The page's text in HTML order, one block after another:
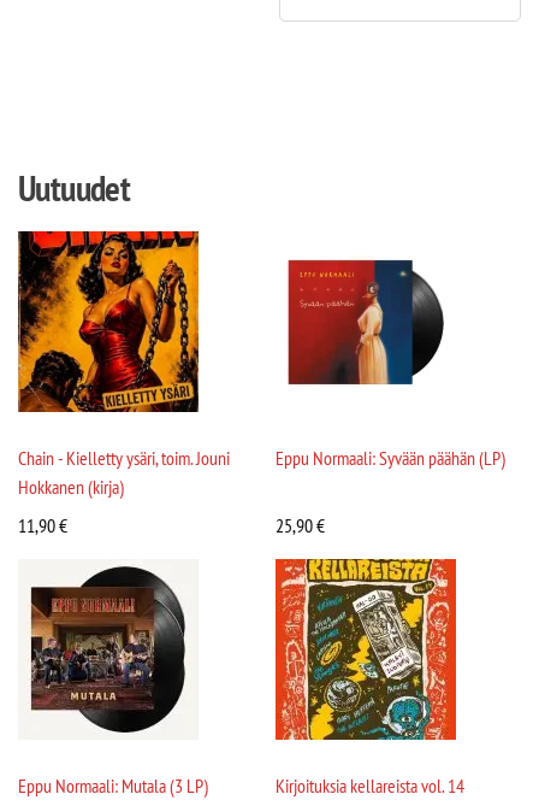
Uutuudet
Chain - Kielletty ysäri, toim. Jouni
Hokkanen (kirja)
11,90€
Eppu Normaali: Syvään päähän (LP)
25,90€
Eppu Normaali: Mutala (3 LP)
Kirjoituksia kellareista vol. 14